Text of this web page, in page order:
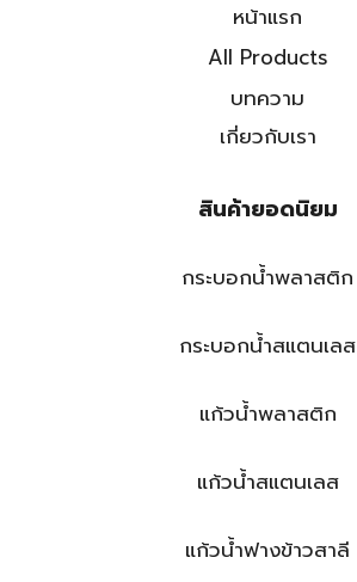
หน้าแรก
All Products
บทความ
เกี่ยวกับเรา
สินค้ายอดนิยม
กระบอกน้ำพลาสติก
กระบอกน้ำสแตนเลส
แก้วน้ำพลาสติก
แก้วน้ำสแตนเลส
แก้วน้ำฟางข้าวสาลี